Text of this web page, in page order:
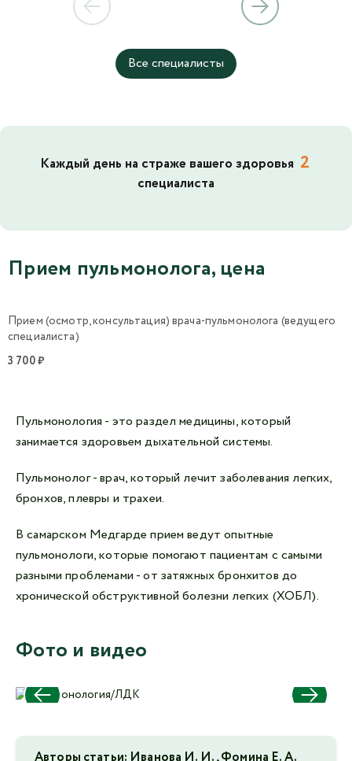
Все специалисты
Каждый день на страже вашего здоровья 2
специалиста
Прием пульмонолога, цена
Прием (осмотр, консультация) врача-пульмонолога (ведущего
специалиста)
3 700 ₽
Пульмонология - это раздел медицины, который
занимается здоровьем дыхательной системы.
Пульмонолог - врач, который лечит заболевания легких,
бронхов, плевры и трахеи.
В самарском Медгарде прием ведут опытные
пульмонологи, которые помогают пациентам с самыми
разными проблемами - от затяжных бронхитов до
хронической обструктивной болезни легких (ХОБЛ).
Фото и видео